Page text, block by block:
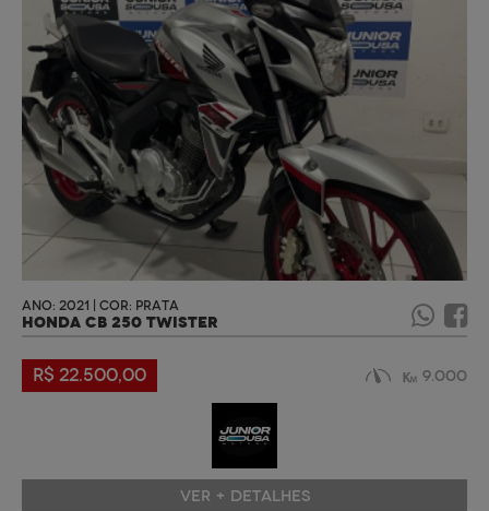
ANO: 2021 | COR: PRATA
HONDA CB 250 TWISTER
R$ 22.500,00 9.000
VER + DETALHES